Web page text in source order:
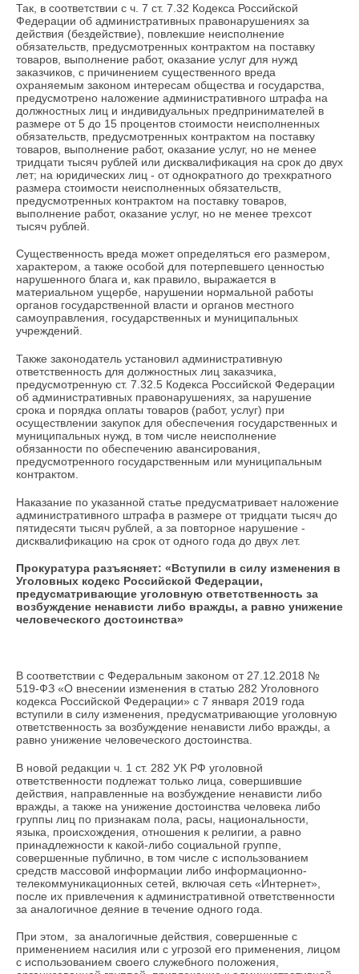
Так, в соответствии с ч. 7 ст. 7.32 Кодекса Российской
Федерации об административных правонарушениях за
действия (бездействие), повлекшие неисполнение
обязательств, предусмотренных контрактом на поставку
товаров, выполнение работ, оказание услуг для нужд
заказчиков, с причинением существенного вреда
охраняемым законом интересам общества и государства,
предусмотрено наложение административного штрафа на
должностных лиц и индивидуальных предпринимателей в
размере от 5 до 15 процентов стоимости неисполненных
обязательств, предусмотренных контрактом на поставку
товаров, выполнение работ, оказание услуг, но не менее
тридцати тысяч рублей или дисквалификация на срок до двух
лет; на юридических лиц - от однократного до трехкратного
размера стоимости неисполненных обязательств,
предусмотренных контрактом на поставку товаров,
выполнение работ, оказание услуг, но не менее трехсот
тысяч рублей.
Существенность вреда может определяться его размером,
характером, а также особой для потерпевшего ценностью
нарушенного блага и, как правило, выражается в
материальном ущербе, нарушении нормальной работы
органов государственной власти и органов местного
самоуправления, государственных и муниципальных
учреждений.
Также законодатель установил административную
ответственность для должностных лиц заказчика,
предусмотренную ст. 7.32.5 Кодекса Российской Федерации
об административных правонарушениях, за нарушение
срока и порядка оплаты товаров (работ, услуг) при
осуществлении закупок для обеспечения государственных и
муниципальных нужд, в том числе неисполнение
обязанности по обеспечению авансирования,
предусмотренного государственным или муниципальным
контрактом.
Наказание по указанной статье предусматривает наложение
административного штрафа в размере от тридцати тысяч до
пятидесяти тысяч рублей, а за повторное нарушение -
дисквалификацию на срок от одного года до двух лет.
Прокуратура разъясняет: «Вступили в силу изменения в
Уголовных кодекс Российской Федерации,
предусматривающие уголовную ответственность за
возбуждение ненависти либо вражды, а равно унижение
человеческого достоинства»
В соответствии с Федеральным законом от 27.12.2018 №
519-ФЗ «О внесении изменения в статью 282 Уголовного
кодекса Российской Федерации» с 7 января 2019 года
вступили в силу изменения, предусматривающие уголовную
ответственность за возбуждение ненависти либо вражды, а
равно унижение человеческого достоинства.
В новой редакции ч. 1 ст. 282 УК РФ уголовной
ответственности подлежат только лица, совершившие
действия, направленные на возбуждение ненависти либо
вражды, а также на унижение достоинства человека либо
группы лиц по признакам пола, расы, национальности,
языка, происхождения, отношения к религии, а равно
принадлежности к какой-либо социальной группе,
совершенные публично, в том числе с использованием
средств массовой информации либо информационно-
телекоммуникационных сетей, включая сеть «Интернет»,
после их привлечения к административной ответственности
за аналогичное деяние в течение одного года.
При этом, за аналогичные действия, совершенные с
применением насилия или с угрозой его применения, лицом
с использованием своего служебного положения,